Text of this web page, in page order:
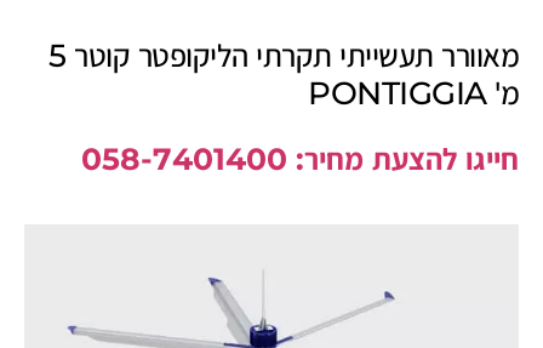
מאוורר תעשייתי תקרתי הליקופטר קוטר 5
מ' PONTIGGIA
חייגו להצעת מחיר: 058-7401400